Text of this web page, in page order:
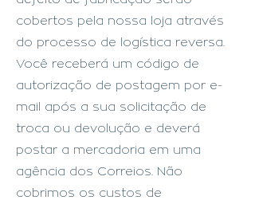
cobertos pela nossa loja através
do processo de logística reversa.
Você receberá um código de
autorização de postagem por e-
mail após a sua solicitação de
troca ou devolução e deverá
postar a mercadoria em uma
agência dos Correios. Não
cobrimos os custos de